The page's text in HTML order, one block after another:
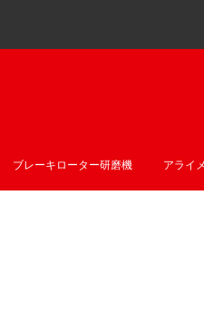
ブレーキローター研磨機 アライ